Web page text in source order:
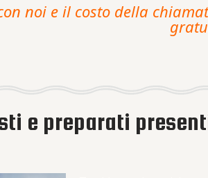
noi e il costo della
e preparati